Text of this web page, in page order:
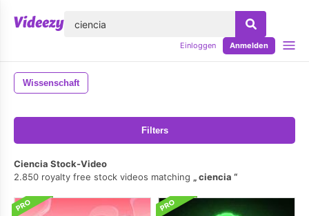
Einloggen Anmelden
Wissenschaft
Filters
Ciencia Stock-Video
2.850 royalty free stock videos matching
ciencia